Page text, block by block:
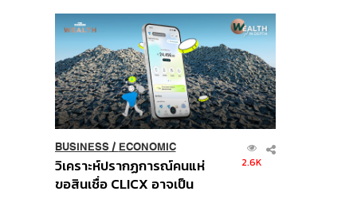
Order
BUSINESS/ ECONOMIC
วิเคราะห์ปรากฏการณ์คนแห่
ขอสินเชื่อ CLICX อาจเป็น
2.6K